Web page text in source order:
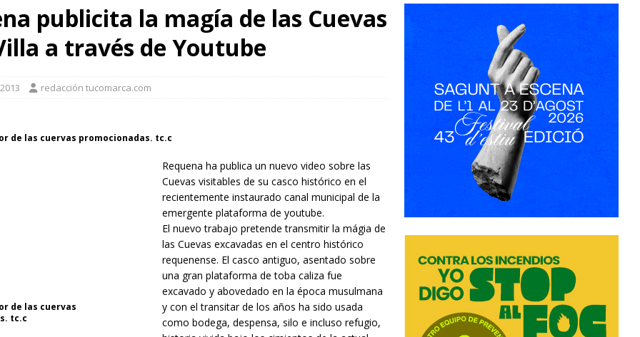
de 21 viviendas protegidas en Bétera dentro del Plan VIVE
València para personas afectadas por la DANA supera los 34
publicita la magía de las Cuevas
a través de Youtube
redacción tucomarca.com
de las cuervas promocionadas. tc.c
de las cuervas
tc.c
Requena ha publica un nuevo video sobre las
Cuevas visitables de su casco histórico en el
recientemente instaurado canal municipal de la
emergente plataforma de youtube.
El nuevo trabajo pretende transmitir la mágia de
las Cuevas excavadas en el centro histórico
requenense. El casco antiguo, asentado sobre
una gran plataforma de toba caliza fue
excavado y abovedado en la época musulmana
y con el transitar de los años ha sido usada
como bodega, despensa, silo e incluso refugio,